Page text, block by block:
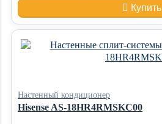
Купить
Настенный кондиционер
Hisense AS-18HR4RMSKC00